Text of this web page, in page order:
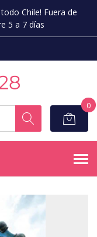
Chile! Fuera de
5 a 7 días
0